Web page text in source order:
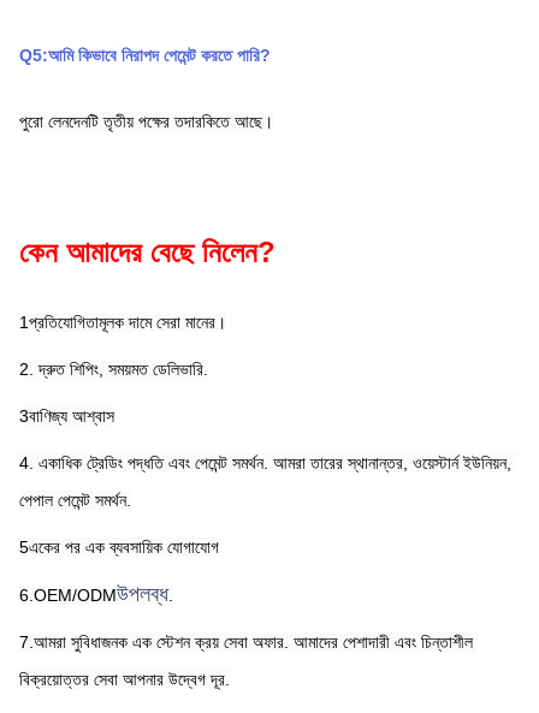
Q5:আমি কিভাবে নিরাপদ পেমেন্ট করতে পারি?
পুরো লেনদেনটি তৃতীয় পক্ষের তদারকিতে আছে।
কেন আমাদের বেছে নিলেন?
1প্রতিযোগিতামূলক দামে সেরা মানের।
2. দ্রুত শিপিং, সময়মত ডেলিভারি.
3বাণিজ্য আশ্বাস
4. একাধিক ট্রেডিং পদ্ধতি এবং পেমেন্ট সমর্থন. আমরা তারের স্থানান্তর, ওয়েস্টার্ন ইউনিয়ন,
পেপাল পেমেন্ট সমর্থন.
5একের পর এক ব্যবসায়িক যোগাযোগ
6.OEM/ODMউপলব্ধ.
7.আমরা সুবিধাজনক এক স্টেশন ক্রয় সেবা অফার. আমাদের পেশাদারী এবং চিন্তাশীল
বিক্রয়োত্তর সেবা আপনার উদ্বেগ দূর.